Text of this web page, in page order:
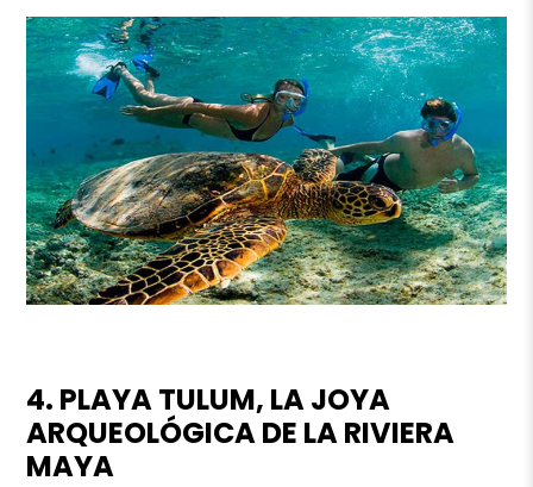
4. PLAYA TULUM, LA JOYA
ARQUEOLÓGICA DE LA RIVIERA
MAYA